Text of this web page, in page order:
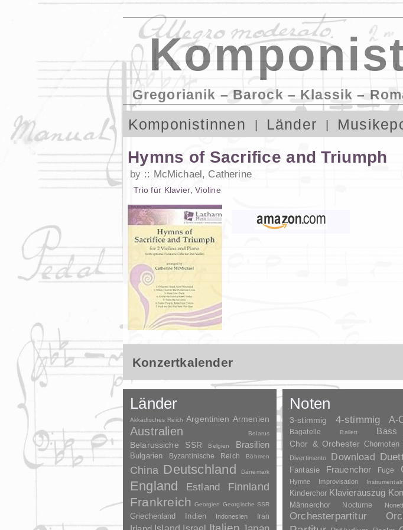
Gregorianik – Barock – Klassik –
Komponistinnen Länder
Hymns of Sacrifice and Triumph
by McMichael, Catherine
Trio für Klavier,Violine
Konzertkalender
Länder
Akkadisches Reich Argentinien Armenien
Australien Belarus
Belarussiche SSR Belgien Brasilien
Bulgarien Byzantinische Reich Böhmen
China Deutschland Dänemark
England Estland Finnland
Frankreich Georgien Georgische SSR
Griechenland Indien Indonesien Iran
Noten
3-stimmig 4-stimmig A-
Bagatelle Ballett Bass
Chor & Orchester Chornoten
Divertimento Download
Fantasie Frauenchor Fuge
Hymne Improvisation
Kinderchor Klavierauszug
Männerchor Nocturne Nonett
Orchesterpartitur